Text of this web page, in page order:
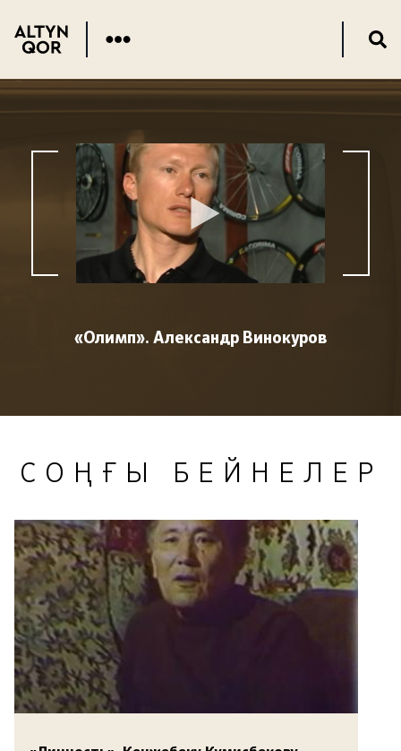
«Олимп». Александр Винокуров
СОҢҒЫ БЕЙНЕЛЕР